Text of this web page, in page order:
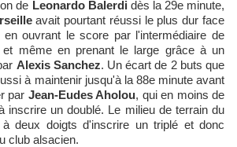
de Leonardo Balerdi dès la 29e minute,
avait pourtant réussi le plus dur face
en ouvrant le score par l'intermédiaire de
même en prenant le large grâce à un
Alexis Sanchez. Un écart de 2 buts que
à maintenir jusqu'à la 88e minute avant
par Jean-Eudes Aholou, qui en moins de
inscrire un doublé. Le milieu de terrain du
deux doigts d'inscrire un triplé et donc
club alsacien.